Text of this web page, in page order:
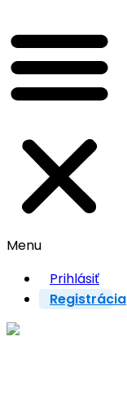
Menu
Prihlásiť
Registrácia